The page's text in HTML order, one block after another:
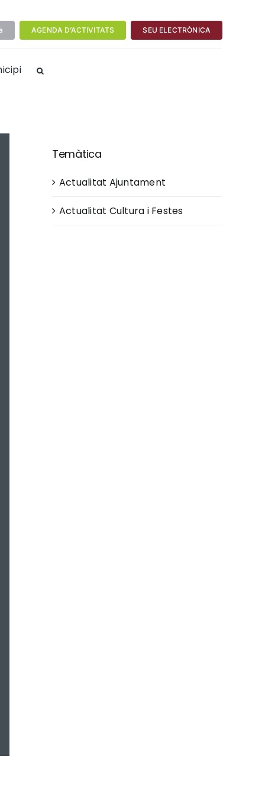
AGENDA D’ACTIVITATS SEU ELECTRÒNICA
Temàtica
Actualitat Ajuntament
Actualitat Cultura i Festes